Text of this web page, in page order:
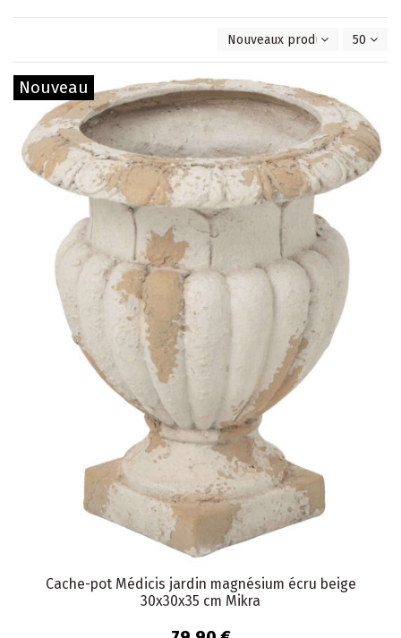
Nouveaux produits en50
Nouveau
Cache-pot Médicis jardin magnésium écru beige
30x30x35 cm Mikra